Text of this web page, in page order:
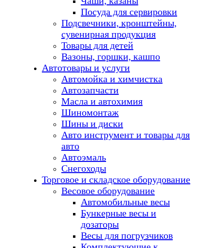
Посуда для сервировки
Подсвечники, кронштейны,
сувенирная продукция
Товары для детей
Вазоны, горшки, кашпо
Автотовары и услуги
Автомойка и химчистка
Автозапчасти
Масла и автохимия
Шиномонтаж
Шины и диски
Авто инструмент и товары для
авто
Автоэмаль
Снегоходы
Торговое и складское оборудование
Весовое оборудование
Автомобильные весы
Бункерные весы и
дозаторы
Весы для погрузчиков